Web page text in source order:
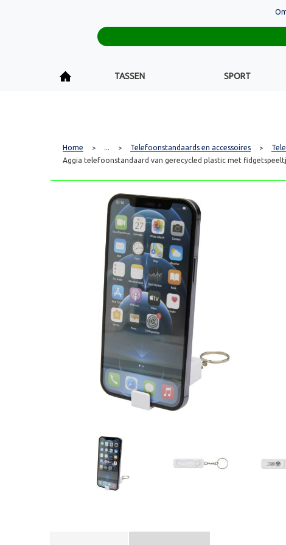
TASSEN SPORT
Home > ... > Telefoonstandaards en accessoires >
Aggia telefoonstandaard van gerecycled plastic met